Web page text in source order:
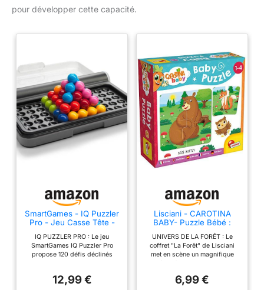
pour développer cette capacité.
SmartGames - IQ Puzzler
Pro - Jeu Casse Tête -
Défis en 2D et 3D - 3
Modes de Jeu - Coffret
pour Les Voyages - 1
Ans
IQ PUZZLER PRO : Le jeu
SmartGames IQ Puzzler Pro
propose 120 défis déclinés
en 2D qu'en 3D! JEU DE
12,99 €
Lisciani - CAROTINA
BABY- Puzzle Bébé :
Animaux de La Forêt - 6
Puzzles de 4 Pièces
Colorées - Pour Enfants
de 1 à 4 ans - 14 x 14 Cm
Éducatifs et Amusants à
Découvrir
UNIVERS DE LA FORÊT : Le
coffret "La Forêt" de Lisciani
met en scène un magnifique
d'animaux, et de la flore
6,99 €